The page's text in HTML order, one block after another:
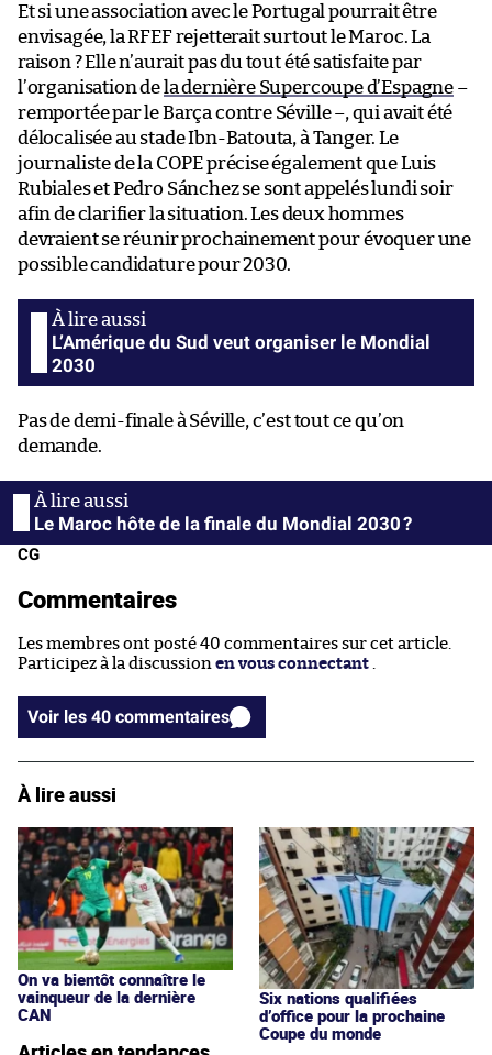
Et si une association avec le Portugal pourrait être
envisagée, la RFEF rejetterait surtout le Maroc. La
raison ? Elle n’aurait pas du tout été satisfaite par
l’organisation de la dernière Supercoupe d’Espagne –
remportée par le Barça contre Séville –, qui avait été
délocalisée au stade Ibn-Batouta, à Tanger. Le
journaliste de la COPE précise également que Luis
Rubiales et Pedro Sánchez se sont appelés lundi soir
afin de clarifier la situation. Les deux hommes
devraient se réunir prochainement pour évoquer une
possible candidature pour 2030.
L’Amérique du Sud veut organiser le Mondial
2030
Pas de demi-finale à Séville, c’est tout ce qu’on
demande.
Le Maroc hôte de la finale du Mondial 2030 ?
CG
Commentaires
Les membres ont posté 40 commentaires sur cet article.
Participez à la discussion en vous connectant
Voir les 40 commentaires
À lire aussi
On va bientôt connaître le
vainqueur de la dernière
CAN
Six nations qualifiées
d’office pour la prochaine
Coupe du monde